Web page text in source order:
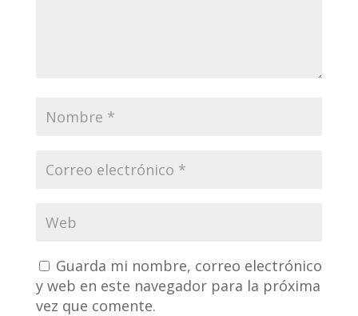
Guarda mi nombre, correo electrónico
y web en este navegador para la próxima
vez que comente.